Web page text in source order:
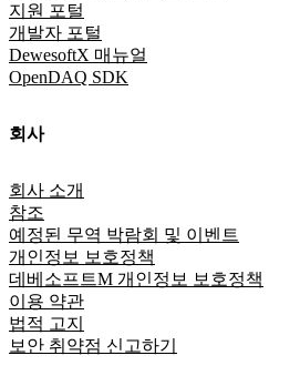
지원 포털
개발자 포털
DewesoftX 매뉴얼
OpenDAQ SDK
회사
회사 소개
참조
예정된 무역 박람회 및 이벤트
개인정보 보호정책
데베소프트M 개인정보 보호정책
이용 약관
법적 고지
보안 취약점 신고하기